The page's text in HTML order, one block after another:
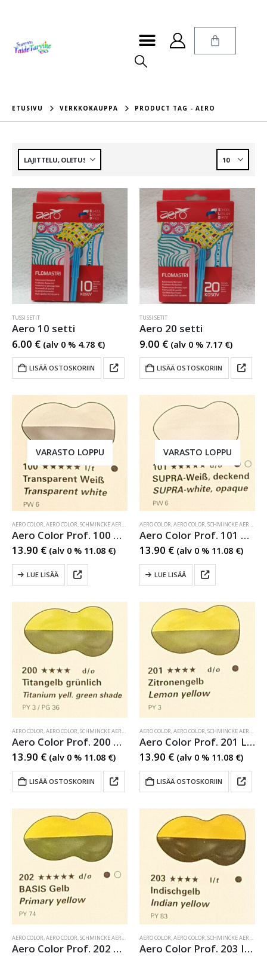
ETUSIVU VERKKOKAUPPA PRODUCT TAG - AERO
TUSSI SETIT
Aero 10 setti
6.00 € (alv 0 % 4.78 €)
LISÄÄ OSTOSKORIIN
TUSSI SETIT
Aero 20 setti
9.00 € (alv 0 % 7.17 €)
LISÄÄ OSTOSKORIIN
VARASTO LOPPU
AERO COLOR,AERO COLOR,SCHMINCKE AERO COLOR
Aero Color Prof. 100 Transparent white
13.90 € (alv 0 % 11.08 €)
LUE LISÄÄ
VARASTO LOPPU
AERO COLOR,AERO COLOR,SCHMINCKE AERO COLOR
Aero Color Prof. 101 white opague
13.90 € (alv 0 % 11.08 €)
LUE LISÄÄ
AERO COLOR,AERO COLOR,SCHMINCKE AERO COLOR
Aero Color Prof. 200 Titanium yell.green shade
13.90 € (alv 0 % 11.08 €)
LISÄÄ OSTOSKORIIN
AERO COLOR,AERO COLOR,SCHMINCKE AERO COLOR
Aero Color Prof. 201 Lemon yellow
13.90 € (alv 0 % 11.08 €)
LISÄÄ OSTOSKORIIN
AERO COLOR,AERO COLOR,SCHMINCKE AERO COLOR
Aero Color Prof. 202 Primary yellow
AERO COLOR,AERO COLOR,SCHMINCKE AERO COLOR
Aero Color Prof. 203 Indian yellow